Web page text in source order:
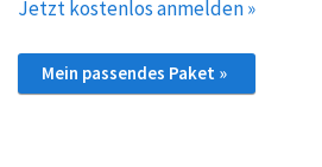
Jetzt kostenlos anmelden »
Mein passendes Paket »